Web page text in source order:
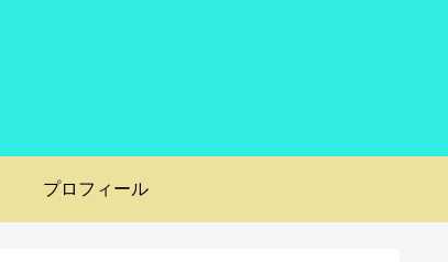
プロフィール